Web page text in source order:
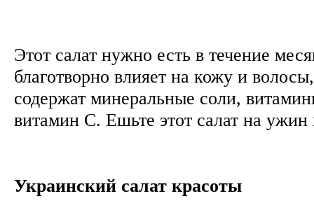
Этот салат нужно есть в течение
благотворно влияет на кожу и
содержат минеральные соли,
витамин С. Ешьте этот салат на ужин
Украинский салат красоты